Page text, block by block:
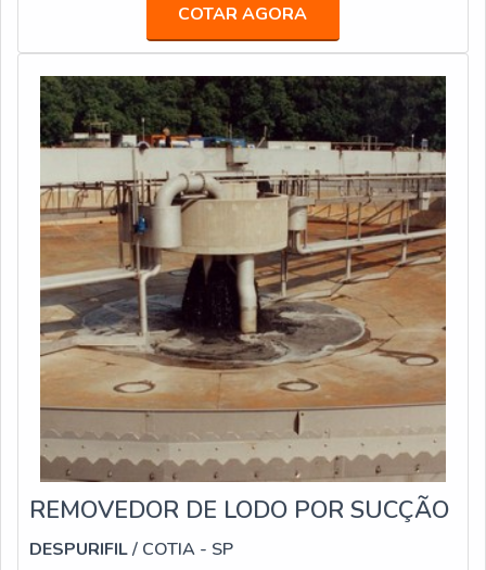
membrana é construída com a inserção de uma película
semipermeável com espessura sem ser grossa,
chamada de “thin
COTAR AGORA
REMOVEDOR DE LODO POR SUCÇÃO
DESPURIFIL/ COTIA - SP